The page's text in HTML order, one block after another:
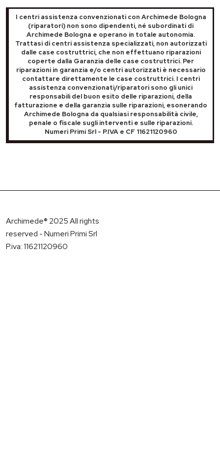
I centri assistenza convenzionati con Archimede Bologna
(riparatori) non sono dipendenti, né subordinati di
Archimede Bologna e operano in totale autonomia.
Trattasi di centri assistenza specializzati, non autorizzati
dalle case costruttrici, che non effettuano riparazioni
coperte dalla Garanzia delle case costruttrici. Per
riparazioni in garanzia e/o centri autorizzati è necessario
contattare direttamente le case costruttrici. I centri
assistenza convenzionati/riparatori sono gli unici
responsabili del buon esito delle riparazioni, della
fatturazione e della garanzia sulle riparazioni, esonerando
Archimede Bologna da qualsiasi responsabilità civile,
penale o fiscale sugli interventi e sulle riparazioni.
Numeri Primi Srl - P.IVA e CF 11621120960
Archimede® 2025 All rights
reserved - Numeri Primi Srl
P.iva: 11621120960